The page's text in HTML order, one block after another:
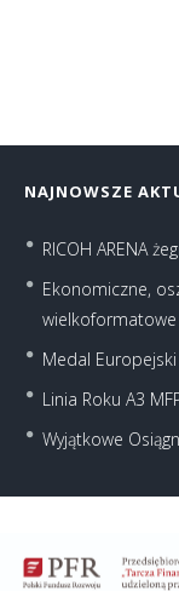
NAJNOWSZE
RICOH ARENA
Ekonomiczne,
wielkoformatowe
Medal
Linia Roku A3
Wyjątkowe